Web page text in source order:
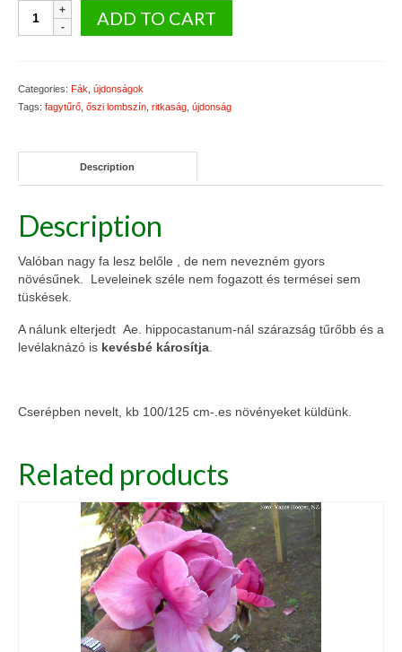
Aesculus
flava
vadgesztenye
quantity
ADD TO CART
Categories: Fák újdonságok
Tags: fagytűrő őszi lombszín ritkaság újdonság
Description
Description
Valóban nagy fa lesz belőle , de nem nevezném gyors
növésűnek. Leveleinek széle nem fogazott és termései sem
tüskések.
A nálunk elterjedt Ae. hippocastanum-nál szárazság tűrőbb és a
levélaknázó is kevésbé károsítja
Cserépben nevelt, kb 100/125 cm-.es növényeket küldünk.
Related products